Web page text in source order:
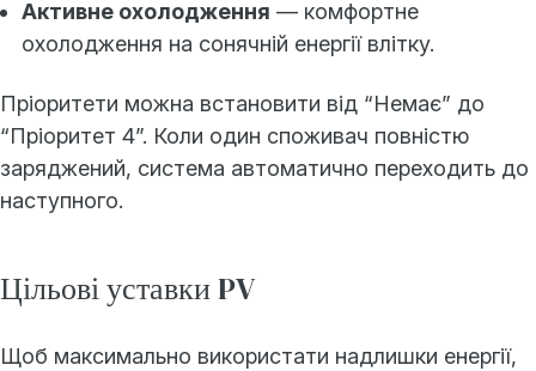
Активне охолодження — комфортне
охолодження на сонячній енергії влітку.
Пріоритети можна встановити від “Немає” до
“Пріоритет 4”. Коли один споживач повністю
заряджений, система автоматично переходить до
наступного.
Цільові уставки PV
Щоб максимально використати надлишки енергії,